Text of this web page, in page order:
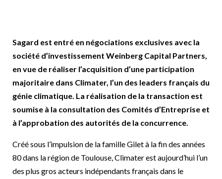
Sagard est entré en négociations exclusives avec la
société d’investissement Weinberg Capital Partners,
en vue de réaliser l’acquisition d’une participation
majoritaire dans Climater, l’un des leaders français du
génie climatique. La réalisation de la transaction est
soumise à la consultation des Comités d’Entreprise et
à l’approbation des autorités de la concurrence.
Créé sous l’impulsion de la famille Gilet à la fin des années
80 dans la région de Toulouse, Climater est aujourd’hui l’un
des plus gros acteurs indépendants français dans le